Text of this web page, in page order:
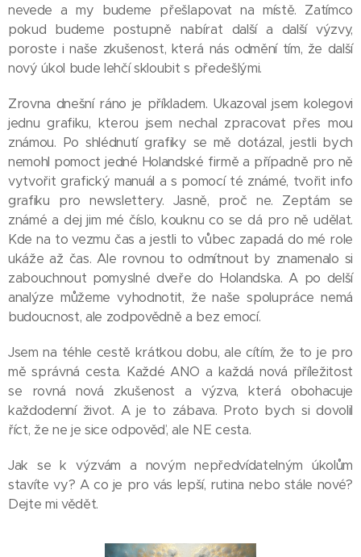
nevede a my budeme přešlapovat na místě. Zatímco
pokud budeme postupně nabírat další a další výzvy,
poroste i naše zkušenost, která nás odmění tím, že další
nový úkol bude lehčí skloubit s předešlými.
Zrovna dnešní ráno je příkladem. Ukazoval jsem kolegovi
jednu grafiku, kterou jsem nechal zpracovat přes mou
známou. Po shlédnutí grafiky se mě dotázal, jestli bych
nemohl pomoct jedné Holandské firmě a případně pro ně
vytvořit grafický manuál a s pomocí té známé, tvořit info
grafiku pro newslettery. Jasně, proč ne. Zeptám se
známé a dej jim mé číslo, kouknu co se dá pro ně udělat.
Kde na to vezmu čas a jestli to vůbec zapadá do mé role
ukáže až čas. Ale rovnou to odmítnout by znamenalo si
zabouchnout pomyslné dveře do Holandska. A po delší
analýze můžeme vyhodnotit, že naše spolupráce nemá
budoucnost, ale zodpovědně a bez emocí.
Jsem na téhle cestě krátkou dobu, ale cítím, že to je pro
mě správná cesta. Každé ANO a každá nová příležitost
se rovná nová zkušenost a výzva, která obohacuje
každodenní život. A je to zábava. Proto bych si dovolil
říct, že ne je sice odpověď, ale NE cesta.
Jak se k výzvám a novým nepředvídatelným úkolům
stavíte vy? A co je pro vás lepší, rutina nebo stále nové?
Dejte mi vědět.